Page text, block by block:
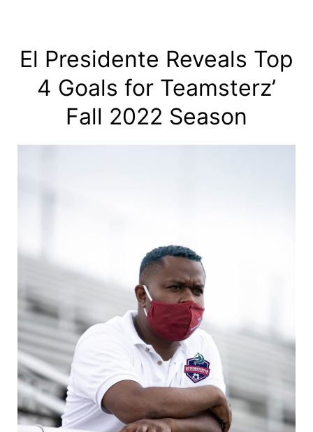
El Presidente Reveals Top
4 Goals for Teamsterz’
Fall 2022 Season